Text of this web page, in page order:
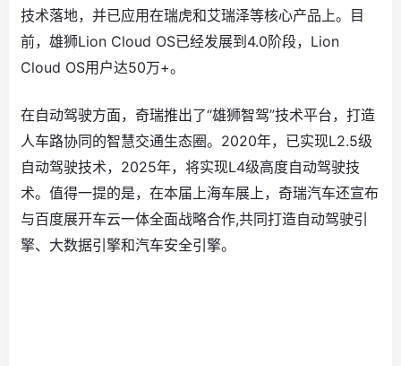
技术落地，并已应用在瑞虎和艾瑞泽等核心产品上。目
前，雄狮Lion Cloud OS已经发展到4.0阶段，Lion
Cloud OS用户达50万+。
在自动驾驶方面，奇瑞推出了“雄狮智驾”技术平台，打造
人车路协同的智慧交通生态圈。2020年，已实现L2.5级
自动驾驶技术，2025年，将实现L4级高度自动驾驶技
术。值得一提的是，在本届上海车展上，奇瑞汽车还宣布
与百度展开车云一体全面战略合作,共同打造自动驾驶引
擎、大数据引擎和汽车安全引擎。